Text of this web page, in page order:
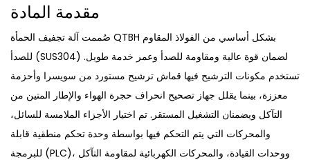
مقدمة المادة
صُممت آلة تجفيف الحمأة QTBH بشكل أساسي من الفولاذ المقاوم
للصدأ (SUS304) لضمان قوة عالية ومقاومة للصدأ وعمر خدمة طويل.
تستخدم مكونات الترشيح فيها قماش ترشيح مستورد من سويسرا وأحزمة
معززة، بينما يقلل جهاز تصحيح انحراف حجرة الهواء والإطار المتين من
التآكل ويضمنان التشغيل المستقر. تم اختيار الأجزاء الملامسة للسائل،
والمحركات التي يتم التحكم فيها بواسطة وحدة تحكم منطقية قابلة
للبرمجة (PLC)، ووحدات القيادة، والمحركات الكهربائية لمقاومة التآكل